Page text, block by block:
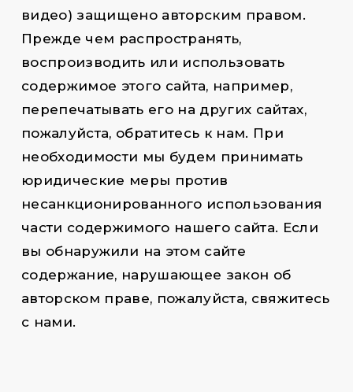
видео) защищено авторским правом.
Прежде чем распространять,
воспроизводить или использовать
содержимое этого сайта, например,
перепечатывать его на других сайтах,
пожалуйста, обратитесь к нам. При
необходимости мы будем принимать
юридические меры против
несанкционированного использования
части содержимого нашего сайта. Если
вы обнаружили на этом сайте
содержание, нарушающее закон об
авторском праве, пожалуйста, свяжитесь
с нами.